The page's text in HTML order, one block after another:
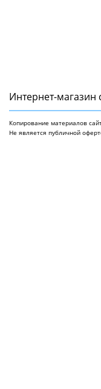
Интернет-магазин
Копирование материалов
Не является публичной